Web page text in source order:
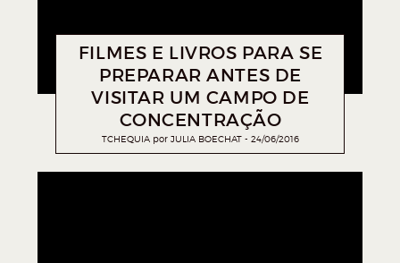
FILMES E LIVROS PARA SE
PREPARAR ANTES DE
VISITAR UM CAMPO DE
CONCENTRAÇÃO
TCHEQUIA por JULIA BOECHAT 24/06/2016